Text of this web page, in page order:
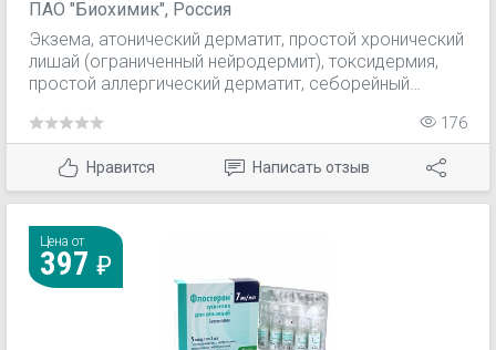
ПАО "Биохимик", Россия
Экзема, атонический дерматит, простой хронический
лишай (ограниченный нейро­дермит), токсидермия,
простой аллергический дерматит, себорейный
опрелость, мультиформная экссудативная эритема,
псориаз (экссудативная форма); красный плоский
лишай, дискоидная красная волчан­ка, дисгидроз
кистей, наружный отит, ожоги 1 ст., укусы
176
Нравится Написать отзыв
Цена от
397